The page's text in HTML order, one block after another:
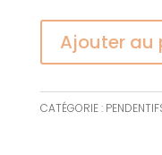
Ajouter au
CATÉGORIE :